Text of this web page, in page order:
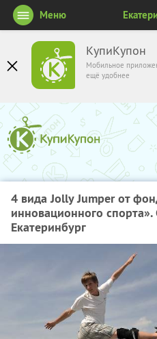
КупиКупон
Мобильное
ещё удобнее
Меню
4 вида Jolly Jumper от
инновационного спорта».
Екатеринбург